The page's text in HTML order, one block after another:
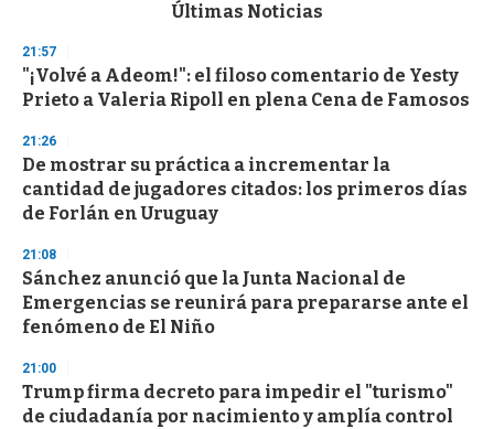
d
s
o
f
3
s
c
o
d
s
Últimas Noticias
21:57
"¡Volvé a Adeom!": el filoso comentario de Yesty
Prieto a Valeria Ripoll en plena Cena de Famosos
21:26
De mostrar su práctica a incrementar la
cantidad de jugadores citados: los primeros días
de Forlán en Uruguay
21:08
Sánchez anunció que la Junta Nacional de
Emergencias se reunirá para prepararse ante el
fenómeno de El Niño
21:00
Trump firma decreto para impedir el "turismo"
de ciudadanía por nacimiento y amplía control